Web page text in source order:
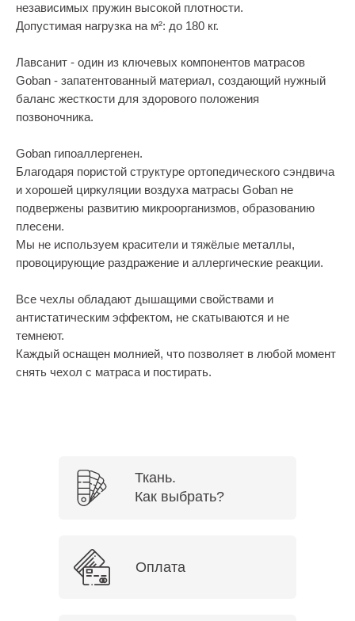
независимых пружин высокой плотности.
Допустимая нагрузка на м²: до 180 кг.
Лавсанит - один из ключевых компонентов матрасов
Goban - запатентованный материал, создающий нужный
баланс жесткости для здорового положения
позвоночника.
Goban гипоаллергенен.
Благодаря пористой структуре ортопедического сэндвича
и хорошей циркуляции воздуха матрасы Goban не
подвержены развитию микроорганизмов, образованию
плесени.
Мы не используем красители и тяжёлые металлы,
провоцирующие раздражение и аллергические реакции.
Все чехлы обладают дышащими свойствами и
антистатическим эффектом, не скатываются и не
темнеют.
Каждый оснащен молнией, что позволяет в любой момент
снять чехол с матраса и постирать.
Оплата
Ткань.
Как выбрать?